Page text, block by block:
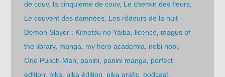
de couv, la cinquième de couv, Le chemin des fleurs
Le couvent des damnées Les rôdeurs de la nuit -
Demon Slayer : Kimetsu no Yaiba
licence magus of
the library, manga my hero academia nobi nobi
One Punch-Man
panini panini manga
perfect
edition
pika pika édition pika grafic podcast